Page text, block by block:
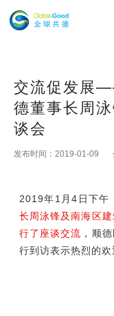
交流促发展
德董事长周
谈会
发布时间：2019-01-09
2019年1月4日下午
长周泳锋及南海区
行了座谈交流 ，顺
行到访表示热烈的欢